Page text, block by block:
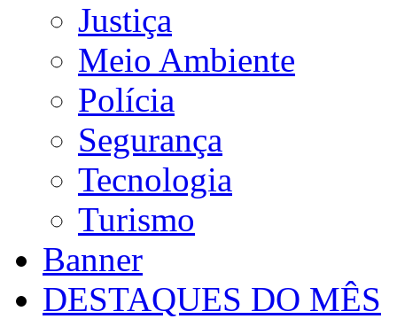
Justiça
Meio Ambiente
Polícia
Segurança
Tecnologia
Turismo
Banner
DESTAQUES DO MÊS